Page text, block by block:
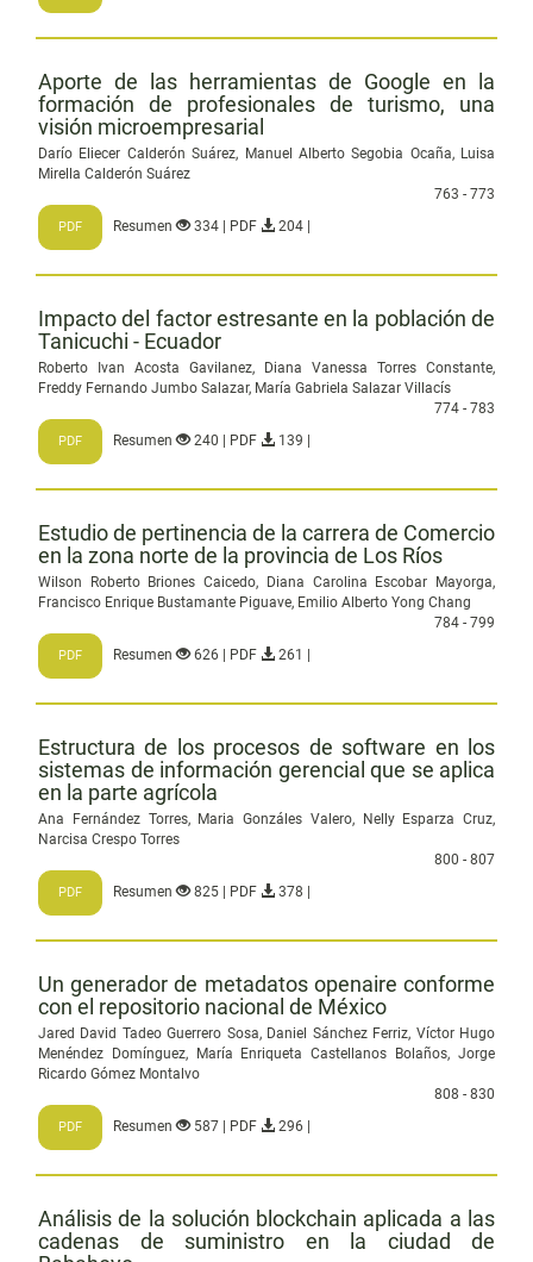
Aporte de las herramientas de Google en la
formación de profesionales de turismo, una
visión microempresarial
Darío Eliecer Calderón Suárez, Manuel Alberto Segobia Ocaña, Luisa
Mirella Calderón Suárez
763 - 773
PDF Resumen 334 | PDF 204 |
Impacto del factor estresante en la población de
Tanicuchi - Ecuador
Roberto Ivan Acosta Gavilanez, Diana Vanessa Torres Constante,
Freddy Fernando Jumbo Salazar, María Gabriela Salazar Villacís
774 - 783
PDF Resumen 240 | PDF 139 |
Estudio de pertinencia de la carrera de Comercio
en la zona norte de la provincia de Los Ríos
Wilson Roberto Briones Caicedo, Diana Carolina Escobar Mayorga,
Francisco Enrique Bustamante Piguave, Emilio Alberto Yong Chang
784 - 799
PDF Resumen 626 | PDF 261 |
Estructura de los procesos de software en los
sistemas de información gerencial que se aplica
en la parte agrícola
Ana Fernández Torres, Maria Gonzáles Valero, Nelly Esparza Cruz,
Narcisa Crespo Torres
800 - 807
PDF Resumen 825 | PDF 378 |
Un generador de metadatos openaire conforme
con el repositorio nacional de México
Jared David Tadeo Guerrero Sosa, Daniel Sánchez Ferriz, Víctor Hugo
Menéndez Domínguez, María Enriqueta Castellanos Bolaños, Jorge
Ricardo Gómez Montalvo
808 - 830
PDF Resumen 587 | PDF 296 |
Análisis de la solución blockchain aplicada a las
cadenas de suministro en la ciudad de